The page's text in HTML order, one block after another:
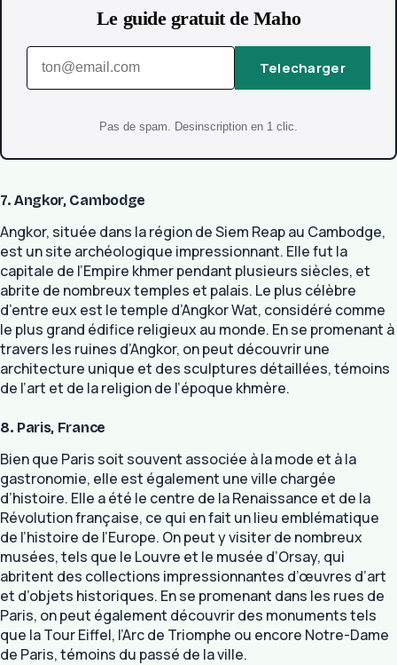
Le guide gratuit de Maho
Telecharger
Pas de spam. Desinscription en 1 clic.
7. Angkor, Cambodge
Angkor, située dans la région de Siem Reap au Cambodge,
est un site archéologique impressionnant. Elle fut la
capitale de l’Empire khmer pendant plusieurs siècles, et
abrite de nombreux temples et palais. Le plus célèbre
d’entre eux est le temple d’Angkor Wat, considéré comme
le plus grand édifice religieux au monde. En se promenant à
travers les ruines d’Angkor, on peut découvrir une
architecture unique et des sculptures détaillées, témoins
de l’art et de la religion de l’époque khmère.
8. Paris, France
Bien que Paris soit souvent associée à la mode et à la
gastronomie, elle est également une ville chargée
d’histoire. Elle a été le centre de la Renaissance et de la
Révolution française, ce qui en fait un lieu emblématique
de l’histoire de l’Europe. On peut y visiter de nombreux
musées, tels que le Louvre et le musée d’Orsay, qui
abritent des collections impressionnantes d’œuvres d’art
et d’objets historiques. En se promenant dans les rues de
Paris, on peut également découvrir des monuments tels
que la Tour Eiffel, l’Arc de Triomphe ou encore Notre-Dame
de Paris, témoins du passé de la ville.